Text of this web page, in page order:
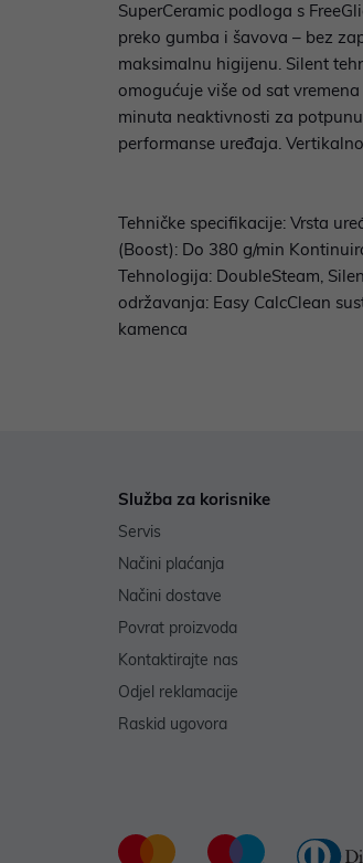
SuperCeramic podloga s
preko gumba i šavova – bez
maksimalnu higijenu. Silent
omogućuje više od sat
minuta neaktivnosti za
performanse uređaja.
Tehničke specifikacije: Vrsta
(Boost): Do 380 g/min
Tehnologija: DoubleSteam,
održavanja: Easy CalcClean
kamenca
Služba za korisnike
Servis
Načini plaćanja
Načini dostave
Povrat proizvoda
Kontaktirajte nas
Odjel reklamacije
Raskid ugovora